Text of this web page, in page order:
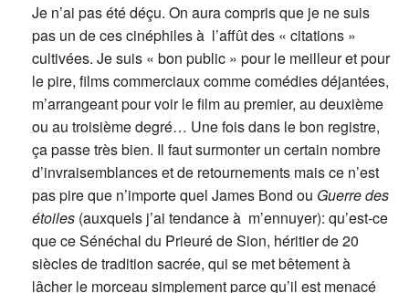
Je n’ai pas été déçu. On aura compris que je ne suis
pas un de ces cinéphiles à l’affût des « citations »
cultivées. Je suis « bon public » pour le meilleur et pour
le pire, films commerciaux comme comédies déjantées,
m’arrangeant pour voir le film au premier, au deuxième
ou au troisième degré… Une fois dans le bon registre,
ça passe très bien. Il faut surmonter un certain nombre
d’invraisemblances et de retournements mais ce n’est
pas pire que n’importe quel James Bond ou Guerre des
étoiles (auxquels j’ai tendance à m’ennuyer): qu’est-ce
que ce Sénéchal du Prieuré de Sion, héritier de 20
siècles de tradition sacrée, qui se met bêtement à
lâcher le morceau simplement parce qu’il est menacé